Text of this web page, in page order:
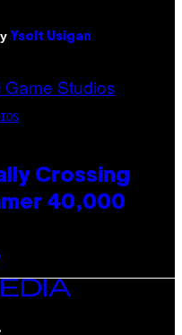
Ysolt Usigan
Crossing
40,000